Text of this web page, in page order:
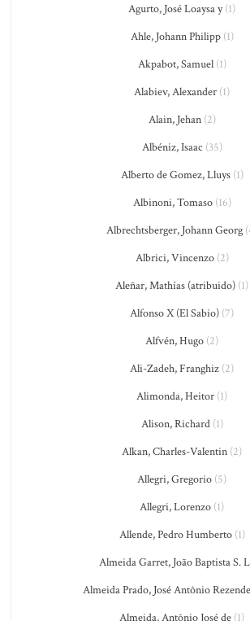
Agurto, José Loaysa y(1)
Ahle, Johann Philipp(1)
Akpabot, Samuel(1)
Alabiev, Alexander (1)
Alain, Jehan(2)
Albéniz, Isaac (35)
Alberto de Gomez, Lluys(1)
Albinoni, Tomaso(16)
Albrechtsberger, Johann Georg
Albrici, Vincenzo(2)
Aleñar, Mathías (atribuido) (1)
Alfonso X (El Sabio) (7)
Alfvén, Hugo (2)
Ali-Zadeh, Franghiz (2)
Alimonda, Heitor (1)
Alison, Richard(1)
Alkan, Charles-Valentin (2)
Allegri, Gregorio (5)
Allegri, Lorenzo (1)
Allende, Pedro Humberto(1)
Almeida Garret, João Baptista S.
Almeida Prado, José Antônio
Almeida, Antônio José de (1)